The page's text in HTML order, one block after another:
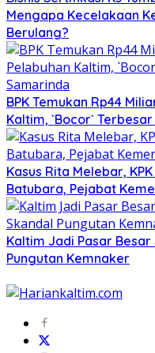
Mengapa Kecelakaan
Berulang?
BPK Temukan Rp44
Kaltim, `Bocor`
Kasus Rita Melebar,
Batubara, Pejabat
Kaltim Jadi Pasar
Pungutan Kemnaker